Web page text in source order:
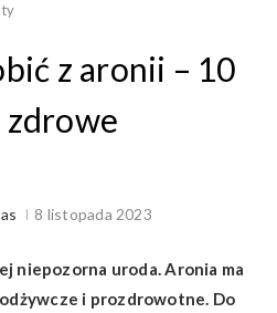
z aronii – 10
zdrowe
8 listopada 2023
niepozorna uroda. Aronia ma
i prozdrowotne. Do